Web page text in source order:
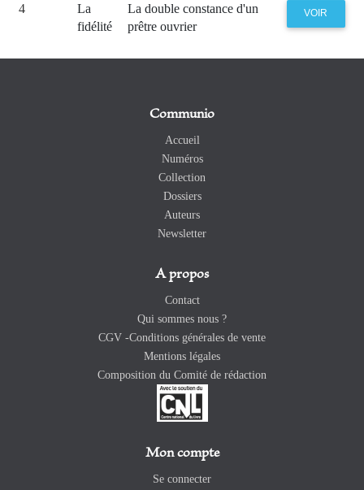
4
La
fidélité
La double constance d'un
prêtre ouvrier
VOIR
Communio
Accueil
Numéros
Collection
Dossiers
Auteurs
Newsletter
A propos
Contact
Qui sommes nous ?
CGV -Conditions générales de vente
Mentions légales
Composition du Comité de rédaction
Mon compte
Se connecter